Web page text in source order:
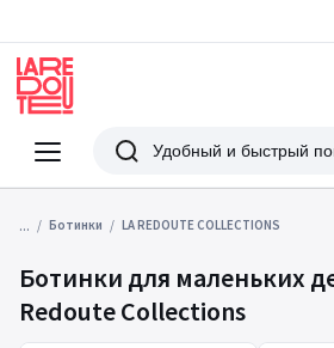
Меню
Redoute
Поиск
... Ботинки LA REDOUTE COLLECTIONS
Ботинки для маленьких
Redoute Collections